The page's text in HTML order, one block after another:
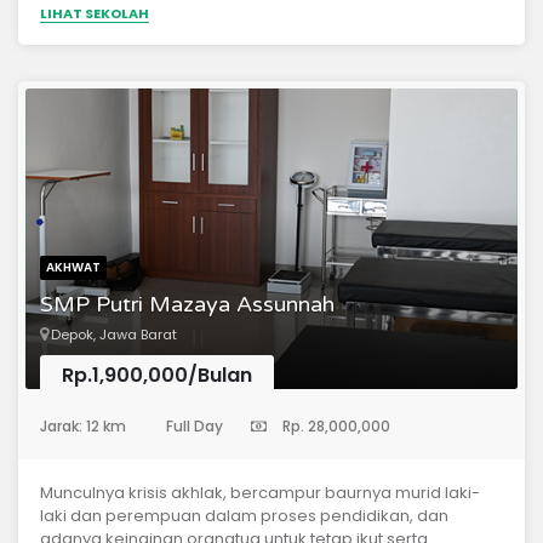
LIHAT SEKOLAH
AKHWAT
SMP Putri Mazaya Assunnah
Depok, Jawa Barat
Rp.1,900,000/Bulan
Jarak: 12 km Full Day Rp. 28,000,000
Munculnya krisis akhlak, bercampur baurnya murid laki-
laki dan perempuan dalam proses pendidikan, dan